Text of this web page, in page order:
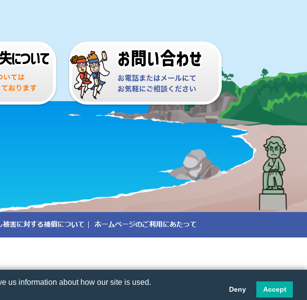
害に対する補償について ホームページのご利用にあたって
us information about how our site is used.
Deny Accept